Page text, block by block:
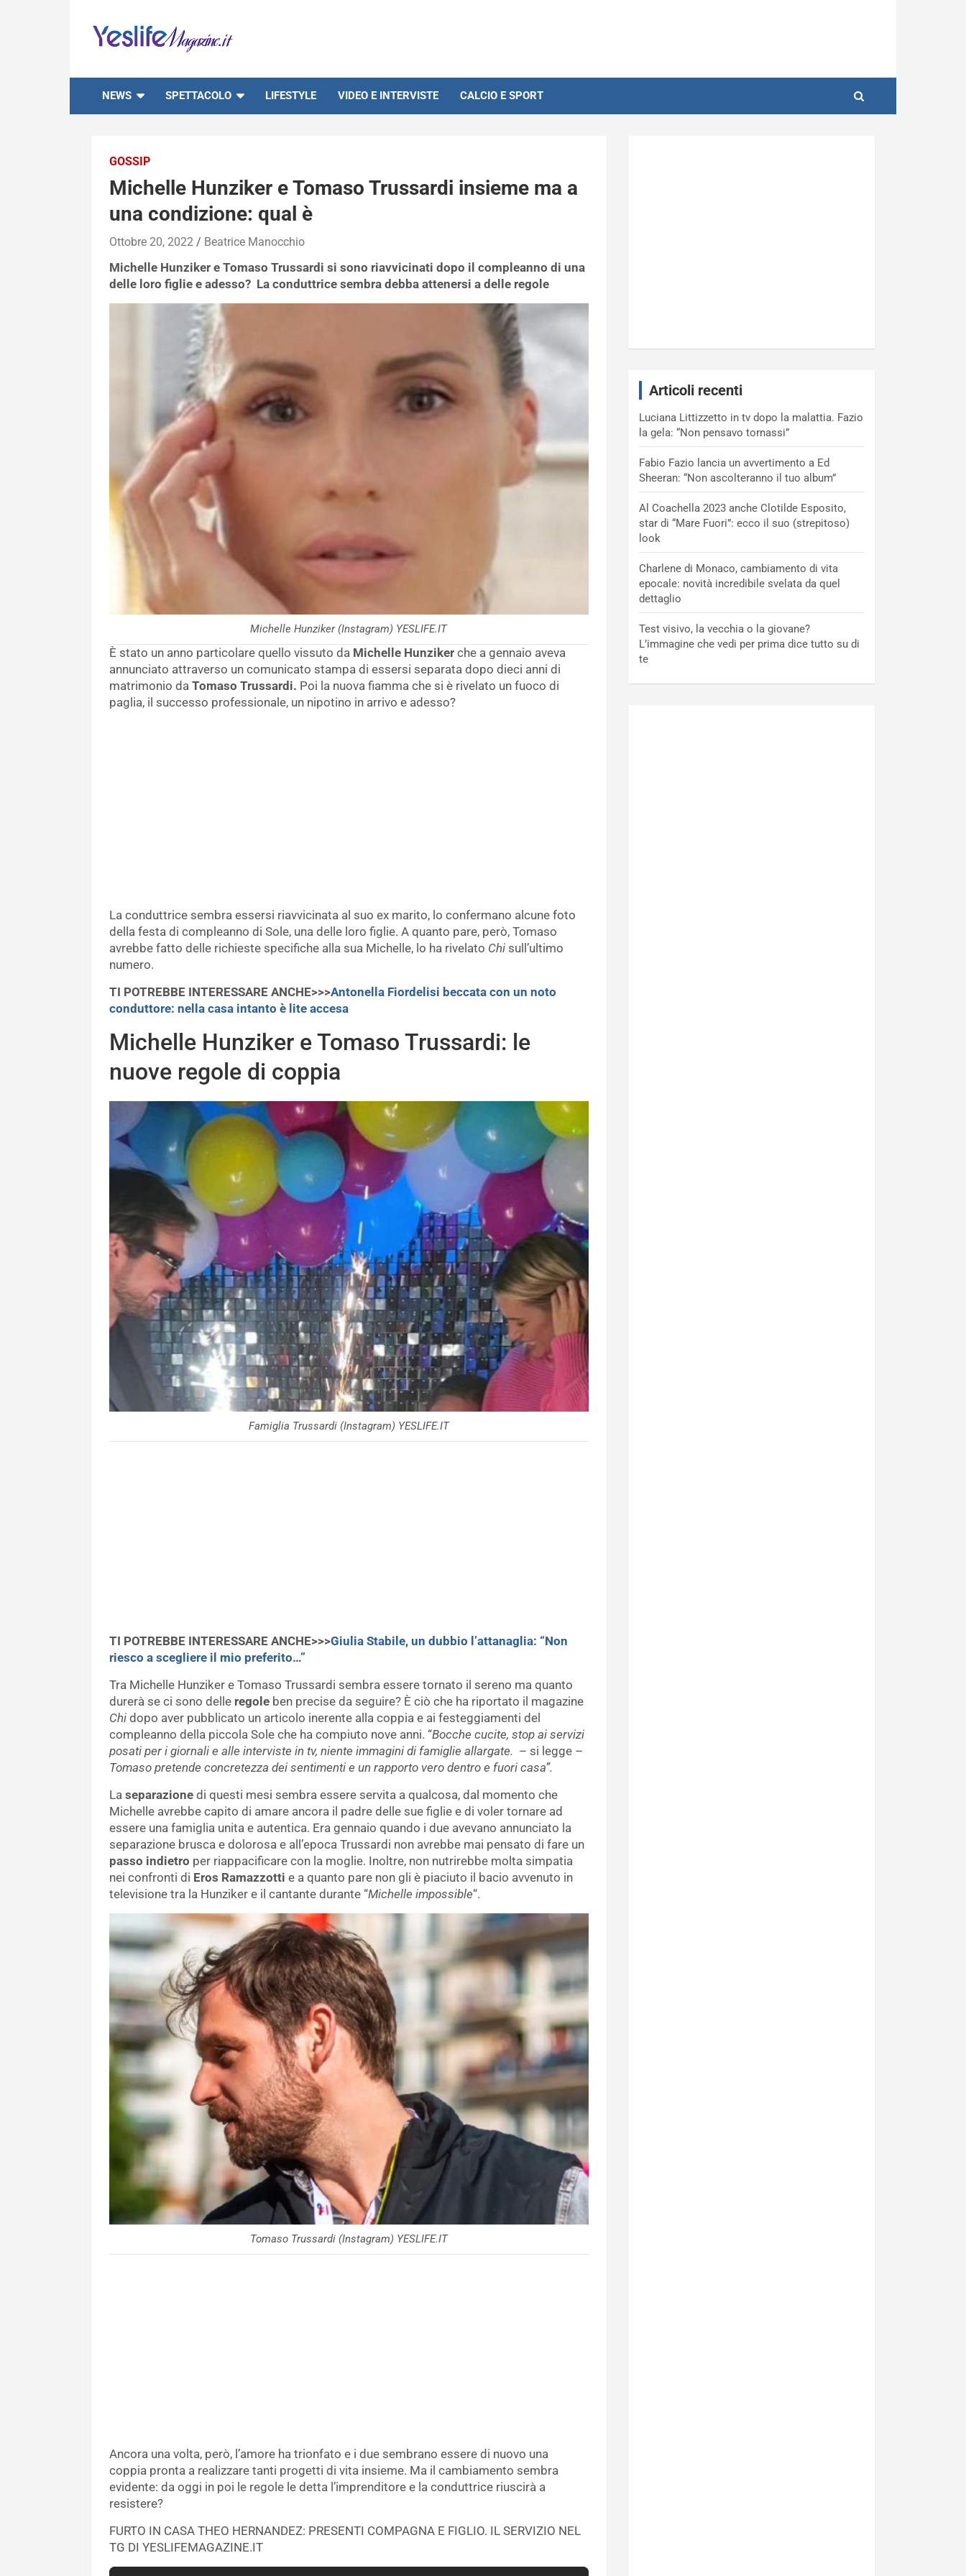
content
NEWS SPETTACOLO LIFESTYLE VIDEO E INTERVISTE CALCIO E SPORT
GOSSIP
Michelle Hunziker e Tomaso Trussardi insieme ma a
una condizione: qual è
Ottobre 20, 2022 Beatrice Manocchio
Michelle Hunziker e Tomaso Trussardi si sono riavvicinati dopo il compleanno di una
delle loro figlie e adesso? La conduttrice sembra debba attenersi a delle regole
Michelle Hunziker (Instagram) YESLIFE.IT
È stato un anno particolare quello vissuto da Michelle Hunziker che a gennaio aveva
annunciato attraverso un comunicato stampa di essersi separata dopo dieci anni di
matrimonio da Tomaso Trussardi. Poi la nuova fiamma che si è rivelato un fuoco di
paglia, il successo professionale, un nipotino in arrivo e adesso?
La conduttrice sembra essersi riavvicinata al suo ex marito, lo confermano alcune foto
della festa di compleanno di Sole, una delle loro figlie. A quanto pare, però, Tomaso
avrebbe fatto delle richieste specifiche alla sua Michelle, lo ha rivelato Chi sull’ultimo
numero.
TI POTREBBE INTERESSARE ANCHE>>>Antonella Fiordelisi beccata con un noto
conduttore: nella casa intanto è lite accesa
Michelle Hunziker e Tomaso Trussardi: le
nuove regole di coppia
Famiglia Trussardi (Instagram) YESLIFE.IT
TI POTREBBE INTERESSARE ANCHE>>>Giulia Stabile, un dubbio l’attanaglia: “Non
riesco a scegliere il mio preferito…”
Tra Michelle Hunziker e Tomaso Trussardi sembra essere tornato il sereno ma quanto
durerà se ci sono delle regole ben precise da seguire? È ciò che ha riportato il magazine
Chi dopo aver pubblicato un articolo inerente alla coppia e ai festeggiamenti del
compleanno della piccola Sole che ha compiuto nove anni. “Bocche cucite, stop ai servizi
posati per i giornali e alle interviste in tv, niente immagini di famiglie allargate. – si legge –
Tomaso pretende concretezza dei sentimenti e un rapporto vero dentro e fuori casa”.
La separazione di questi mesi sembra essere servita a qualcosa, dal momento che
Michelle avrebbe capito di amare ancora il padre delle sue figlie e di voler tornare ad
essere una famiglia unita e autentica. Era gennaio quando i due avevano annunciato la
separazione brusca e dolorosa e all’epoca Trussardi non avrebbe mai pensato di fare un
passo indietro per riappacificare con la moglie. Inoltre, non nutrirebbe molta simpatia
nei confronti di Eros Ramazzotti e a quanto pare non gli è piaciuto il bacio avvenuto in
televisione tra la Hunziker e il cantante durante “Michelle impossible“.
Tomaso Trussardi (Instagram) YESLIFE.IT
Ancora una volta, però, l’amore ha trionfato e i due sembrano essere di nuovo una
coppia pronta a realizzare tanti progetti di vita insieme. Ma il cambiamento sembra
evidente: da oggi in poi le regole le detta l’imprenditore e la conduttrice riuscirà a
resistere?
FURTO IN CASA THEO HERNANDEZ: PRESENTI COMPAGNA E FIGLIO. IL SERVIZIO NEL
TG DI YESLIFEMAGAZINE.IT
Articoli recenti
Luciana Littizzetto in tv dopo la malattia. Fazio
la gela: “Non pensavo tornassi”
Fabio Fazio lancia un avvertimento a Ed
Sheeran: “Non ascolteranno il tuo album”
Al Coachella 2023 anche Clotilde Esposito,
star di “Mare Fuori”: ecco il suo (strepitoso)
look
Charlene di Monaco, cambiamento di vita
epocale: novità incredibile svelata da quel
dettaglio
Test visivo, la vecchia o la giovane?
L’immagine che vedi per prima dice tutto su di
te